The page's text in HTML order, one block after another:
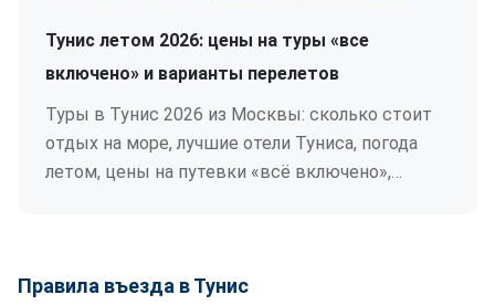
Тунис летом 2026: цены на туры «все
включено» и варианты перелетов
Туры в Тунис 2026 из Москвы: сколько стоит
отдых на море, лучшие отели Туниса, погода
летом, цены на путевки «всё включено»,
Правила въезда в Тунис